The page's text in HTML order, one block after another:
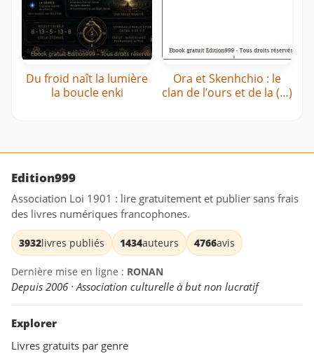
Du froid naît la lumière
la boucle enki
Ora et Skenhchio : le
clan de l’ours et de la (…)
Edition999
Association Loi 1901 : lire gratuitement et publier sans frais
des livres numériques francophones.
3932livres publiés 1434auteurs 4766avis
Dernière mise en ligne : RONAN
Depuis 2006 · Association culturelle à but non lucratif
Explorer
Livres gratuits par genre